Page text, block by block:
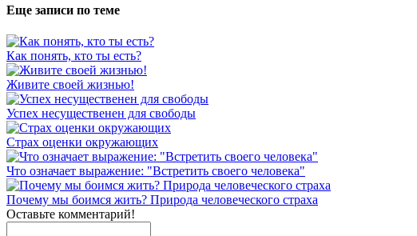
Еще записи по теме
Как понять, кто ты есть?
Живите своей жизнью!
Успех несущественен для свободы
Страх оценки окружающих
Что означает выражение: "Встретить своего человека"
Почему мы боимся жить? Природа человеческого страха
Оставьте комментарий!